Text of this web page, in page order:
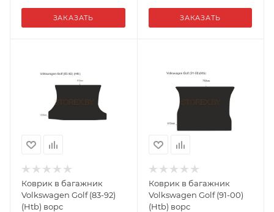
ЗАКАЗАТЬ ЗАКАЗАТЬ
Коврик в багажник
Volkswagen Golf (83-92)
(Htb) ворс
Коврик в багажник
Volkswagen Golf (91-00)
(Htb) ворс